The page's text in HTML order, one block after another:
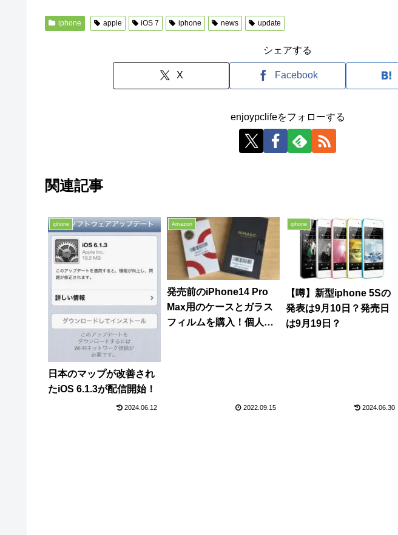
iphone apple iOS 7 iphone news update
シェアする
X Facebook
enjoypclifeをフォローする
関連記事
iphone
日本のマップが改善され
たiOS 6.1.3が配信開始！
2024.06.12
Amazon
発売前のiPhone14 Pro
Max用のケースとガラス
フィルムを購入！個人的
2022.09.15
iphone
【噂】新型iphone 5Sの
発表は9月10日？発売日
は9月19日？
2024.06.30